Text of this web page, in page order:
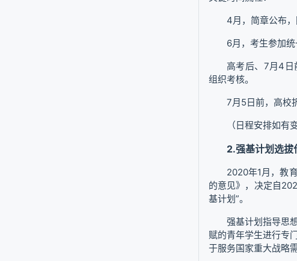
4月，简章公布，
6月，考生参加统
高考后、7月4日
组织考核。
7月5日前，高校
（日程安排如有
2.强基计划选拔
2020年1月，教
的意见》，决定自
基计划”。
强基计划指导思
赋的青年学生进行专
于服务国家重大战略